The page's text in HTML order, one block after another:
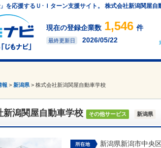
」を応援するＵ･Ｉターン支援サイト。 株式会社新潟関屋自
現在の登録企業数 1,546 件
最終更新日 2026/05/22
報 > 新潟県 > 株式会社新潟関屋自動車学校
新潟関屋自動車学校 その他サービス 新潟県
新潟県新潟市中央